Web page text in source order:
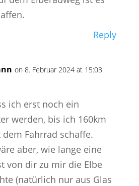
Reply
on 8. Februar 2024 at 15:03
ich erst noch ein
werden, bis ich 160km
Fahrrad schaffe.
aber, wie lange eine
von dir zu mir die Elbe
(natürlich nur aus Glas